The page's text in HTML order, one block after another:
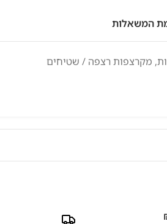
המשאלות
, מקרצפות רצפה / שטיחים